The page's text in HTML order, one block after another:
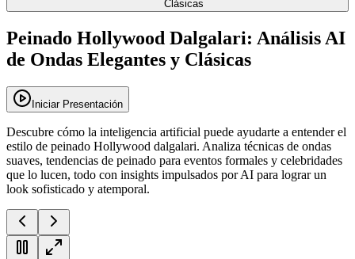
Peinado Hollywood Dalgalari: Análisis AI
de Ondas Elegantes y Clásicas
Iniciar Presentación
Descubre cómo la inteligencia artificial puede ayudarte a entender el
estilo de peinado Hollywood dalgalari. Analiza técnicas de ondas
suaves, tendencias de peinado para eventos formales y celebridades
que lo lucen, todo con insights impulsados por AI para lograr un
look sofisticado y atemporal.